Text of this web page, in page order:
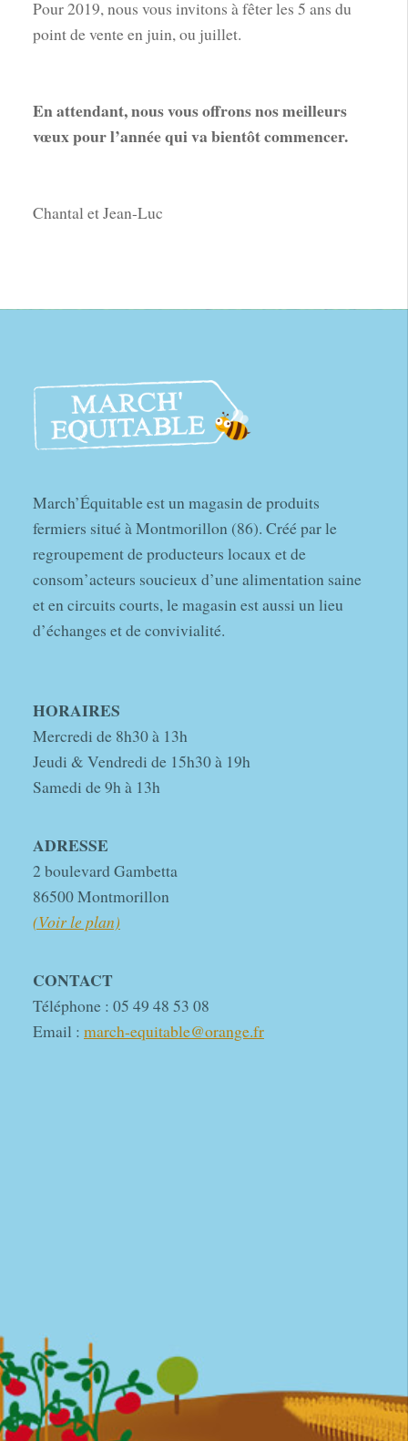
Pour 2019, nous vous invitons à fêter les 5 ans du
point de vente en juin, ou juillet.
En attendant, nous vous offrons nos meilleurs
vœux pour l’année qui va bientôt commencer.
Chantal et Jean-Luc
March’Équitable est un magasin de produits
fermiers situé à Montmorillon (86). Créé par le
regroupement de producteurs locaux et de
consom’acteurs soucieux d’une alimentation saine
et en circuits courts, le magasin est aussi un lieu
d’échanges et de convivialité.
HORAIRES
Mercredi de 8h30 à 13h
Jeudi & Vendredi de 15h30 à 19h
Samedi de 9h à 13h
ADRESSE
2 boulevard Gambetta
86500 Montmorillon
(Voir le plan)
CONTACT
Téléphone : 05 49 48 53 08
Email : march-equitable@orange.fr